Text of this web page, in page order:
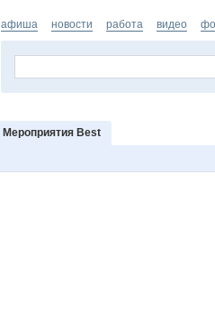
афиша новости работа видео
Мероприятия Best